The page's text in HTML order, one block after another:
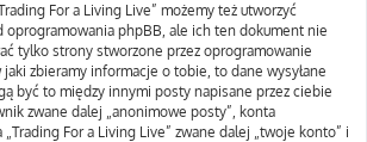
For a Living Live” możemy też utworzyć
oprogramowania phpBB, ale ich ten dokument nie
tylko strony stworzone przez oprogramowanie
zbieramy informacje o tobie, to dane wysyłane
być to między innymi posty napisane przez ciebie
zwane dalej „anonimowe posty”, konta
„Trading For a Living Live” zwane dalej „twoje konto” i